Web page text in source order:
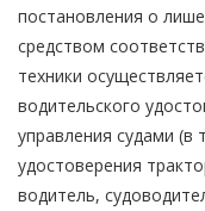
постановления о
средством
техники
водительского
управления судами
удостоверения
водитель,